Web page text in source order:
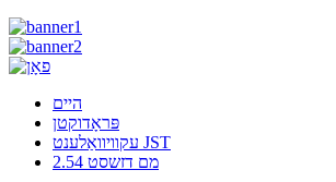
היים
פּראָדוקטן
עקוויוואַלענט JST
2.54 מם דזשסט